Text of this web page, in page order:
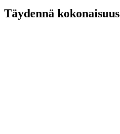
Täydennä kokonaisuus